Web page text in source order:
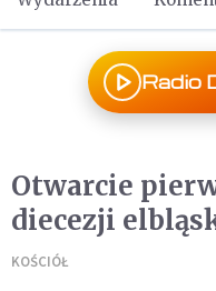
Radio
Otwarcie
diecezji
KOŚCIÓŁ